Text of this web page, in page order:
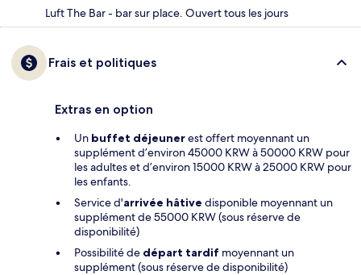
Luft The Bar - bar sur place. Ouvert tous les jours
Frais et politiques
Extras en option
Un buffet déjeunerest offert moyennant un
supplément d’environ 45000 KRW à 50000 KRW pour
les adultes et d’environ 15000 KRW à 25000 KRW pour
les enfants.
Service d'arrivée hâtive disponible moyennant un
supplément de 55000 KRW (sous réserve de
disponibilité)
Possibilité de départ tardif moyennant un
supplément (sous réserve de disponibilité)